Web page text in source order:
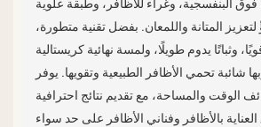
البنفسجية، وغراء للأظافر، وطبقة علوية
المتانة واللمعان. بفضل تقنية متطورة،
وثباتًا يدوم طويلًا، ولمسة نهائية كريستالية
شائبة تحمي الأظافر الطبيعية وتقويها. يوفر
الوقت والمساحة، مع تقديم نتائج احترافية